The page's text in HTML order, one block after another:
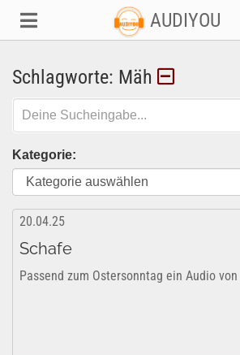
AUDIYOU
Schlagworte: Mäh
Kategorie:
20.04.25
Schafe
Passend zum Ostersonntag ein Audio von